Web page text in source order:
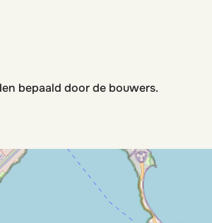
bepaald door de bouwers.